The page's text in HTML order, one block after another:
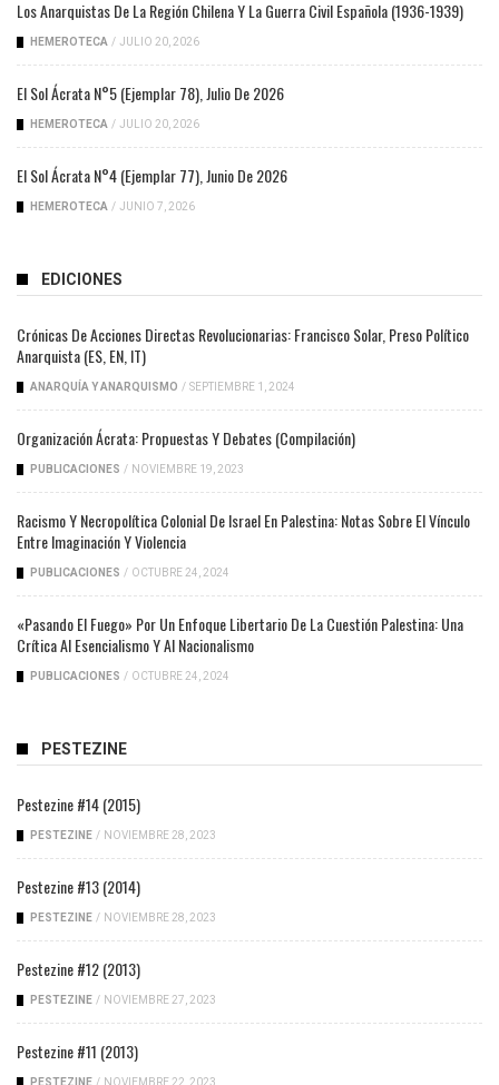
Los Anarquistas De La Región Chilena Y La Guerra Civil Española (1936-1939)
HEMEROTECA / JULIO 20, 2026
El Sol Ácrata N°5 (ejemplar 78), Julio De 2026
HEMEROTECA / JULIO 20, 2026
El Sol Ácrata N°4 (ejemplar 77), Junio De 2026
HEMEROTECA / JUNIO 7, 2026
EDICIONES
Crónicas De Acciones Directas Revolucionarias: Francisco Solar, Preso Político
Anarquista (ES, EN, IT)
ANARQUÍA Y ANARQUISMO / SEPTIEMBRE 1, 2024
Organización Ácrata: Propuestas Y Debates (compilación)
PUBLICACIONES / NOVIEMBRE 19, 2023
Racismo Y Necropolítica Colonial De Israel En Palestina: Notas Sobre El Vínculo
Entre Imaginación Y Violencia
PUBLICACIONES / OCTUBRE 24, 2024
«Pasando El Fuego» Por Un Enfoque Libertario De La Cuestión Palestina: Una
Crítica Al Esencialismo Y Al Nacionalismo
PUBLICACIONES / OCTUBRE 24, 2024
PESTEZINE
Pestezine #14 (2015)
PESTEZINE / NOVIEMBRE 28, 2023
Pestezine #13 (2014)
PESTEZINE / NOVIEMBRE 28, 2023
Pestezine #12 (2013)
PESTEZINE / NOVIEMBRE 27, 2023
Pestezine #11 (2013)
PESTEZINE / NOVIEMBRE 22, 2023